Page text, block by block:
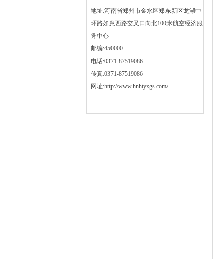
地址:河南省郑州市金水区郑东新区龙湖中
环路如意西路交叉口向北100米航空经济服
务中心
邮编:450000
电话:0371-87519086
传真:0371-87519086
网址:http://www.hnhtyxgs.com/